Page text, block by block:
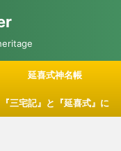
延喜式神名帳
『三宅記』と『延喜式』に